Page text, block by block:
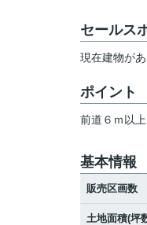
セールス
現在建物が
ポイント
前道６ｍ以上
基本情報
販売区画数
土地面積(坪